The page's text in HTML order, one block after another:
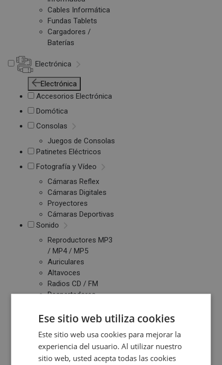
Cables Informática
Fundas Tablets
Cargadores /
Baterías
Electrónica
Electrónica
Accesorios Electrónica
Domótica
Consolas
Juegos de Consolas
Patinetes Eléctricos
Fotografía y Vídeo
Cámaras Reflex
Cámaras Digitales
Proyectores
Cámaras Deportivas
Sonido
Reproductores MP3
/ MP4 / MP5
Auriculares
Altavoces
Radios CD / FM
Despertadores
Altavoces
Equipos de Música
Relojes y Pulseras
Ese sitio web utiliza cookies
Este sitio web usa cookies para mejorar la
experiencia del usuario. Al utilizar nuestro
sitio web, usted acepta todas las cookies